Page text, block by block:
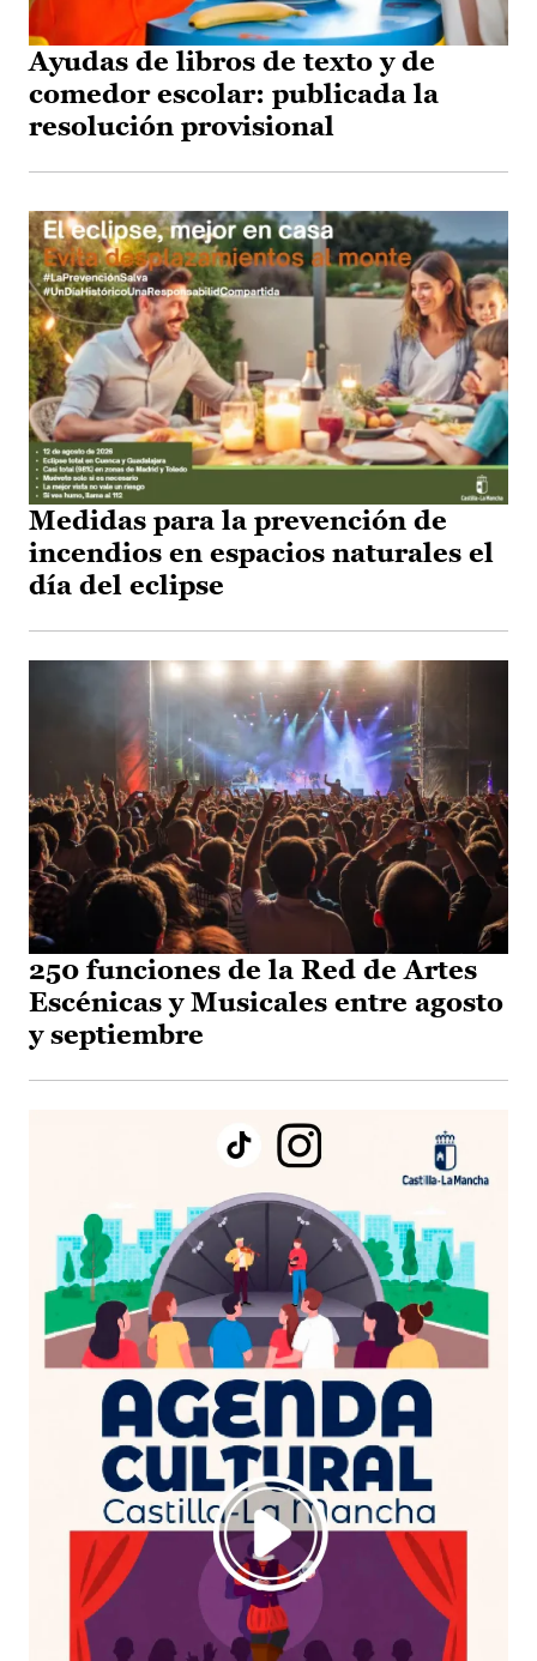
Ayudas de libros de texto y de
comedor escolar: publicada la
resolución provisional
Medidas para la prevención de
incendios en espacios naturales el
día del eclipse
250 funciones de la Red de Artes
Escénicas y Musicales entre agosto
y septiembre